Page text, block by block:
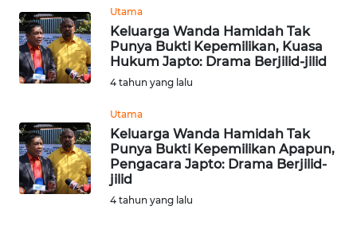
Utama
Keluarga Wanda Hamidah Tak
Punya Bukti Kepemilikan, Kuasa
Hukum Japto: Drama Berjilid-jilid
4 tahun yang lalu
Utama
Keluarga Wanda Hamidah Tak
Punya Bukti Kepemilikan Apapun,
Pengacara Japto: Drama Berjilid-
jilid
4 tahun yang lalu
WN
BEKASI
BOGOR
WN
DEPOK